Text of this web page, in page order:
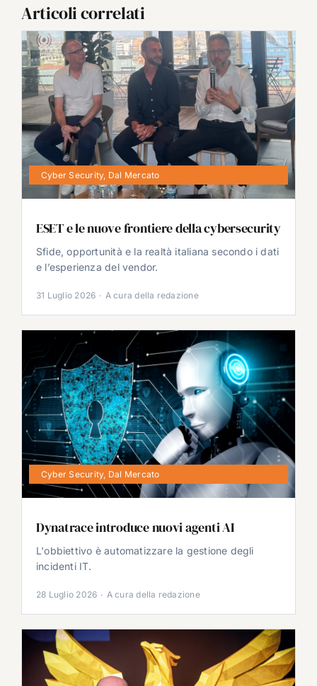
Articoli correlati
Cyber Security, Dal Mercato
ESET e le nuove frontiere della cybersecurity
Sfide, opportunità e la realtà italiana secondo i dati
e l’esperienza del vendor.
31 Luglio 2026 · A cura della redazione
Cyber Security, Dal Mercato
Dynatrace introduce nuovi agenti AI
L'obbiettivo è automatizzare la gestione degli
incidenti IT.
28 Luglio 2026 · A cura della redazione